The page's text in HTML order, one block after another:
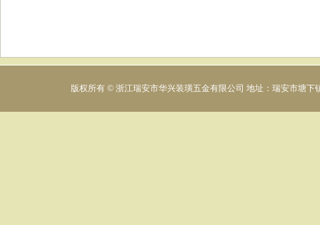
版权所有 © 浙江瑞安市华兴装璜五金有限公司 地址：瑞安市塘下